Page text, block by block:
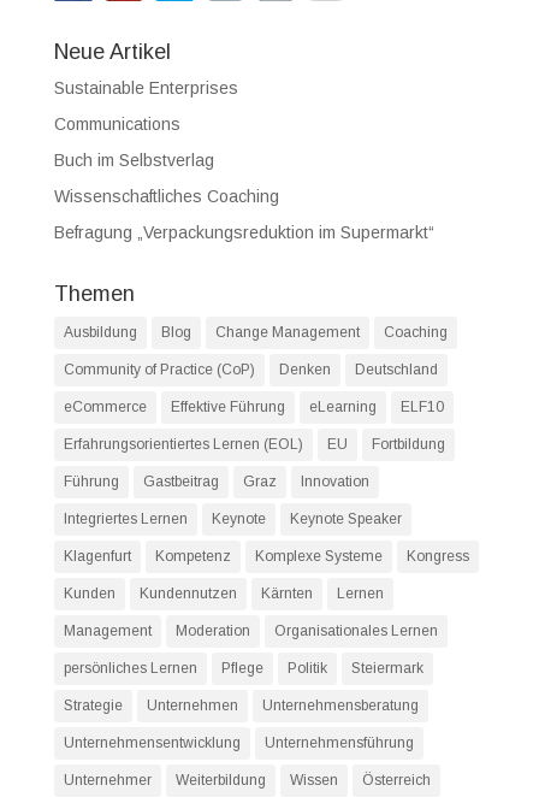
Neue Artikel
Sustainable Enterprises
Communications
Buch im Selbstverlag
Wissenschaftliches Coaching
Befragung „Verpackungsreduktion im Supermarkt“
Themen
Ausbildung Blog Change Management Coaching
Community of Practice (CoP) Denken Deutschland
eCommerce Effektive Führung eLearning ELF10
Erfahrungsorientiertes Lernen (EOL) EU Fortbildung
Führung Gastbeitrag Graz Innovation
Integriertes Lernen Keynote Keynote Speaker
Klagenfurt Kompetenz Komplexe Systeme Kongress
Kunden Kundennutzen Kärnten Lernen
Management Moderation Organisationales Lernen
persönliches Lernen Pflege Politik Steiermark
Strategie Unternehmen Unternehmensberatung
Unternehmensentwicklung Unternehmensführung
Unternehmer Weiterbildung Wissen Österreich